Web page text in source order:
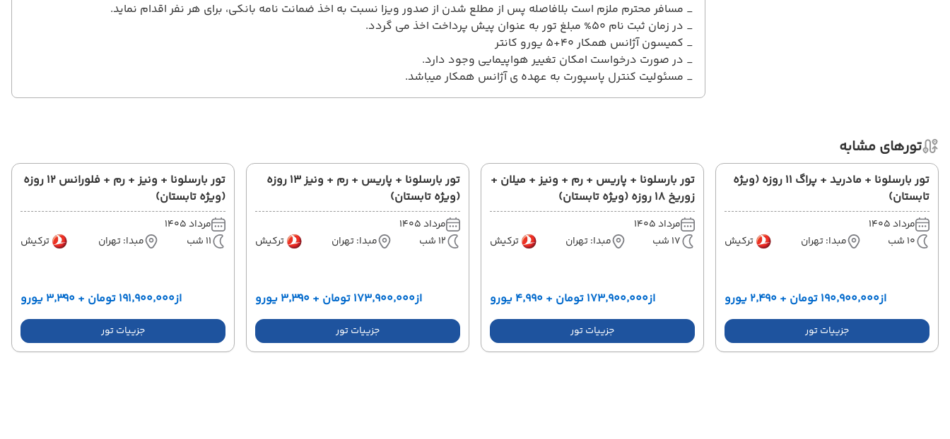
_ مسافر محترم ملزم است بلافاصله پس از مطلع شدن از صدور ویزا نسبت به اخذ ضمانت نامه بانکی، برای هر نفر اقدام نماید.
_ در زمان ثبت نام 50% مبلغ تور به عنوان پیش پرداخت اخذ می گردد.
_ کمیسون آژانس همکار 40+5 یورو کانتر
_ در صورت درخواست امکان تغییر هواپیمایی وجود دارد.
_ مسئولیت کنترل پاسپورت به عهده ی آژانس همکار میباشد.
تورهای مشابه
تور بارسلونا + مادرید + پراگ 11 روزه (ویژه
تابستان)
مرداد 1405
10 شب
مبدا: تهران ترکیش
از۱۹۰٬۹۰۰٬۰۰۰ تومان + ۲٬۴۹۰ یورو
جزییات تور
تور بارسلونا + پاریس + رم + ونیز + میلان +
زوریخ 18 روزه (ویژه تابستان)
مرداد 1405
17 شب
مبدا: تهران ترکیش
از۱۷۳٬۹۰۰٬۰۰۰ تومان + ۴٬۹۹۰ یورو
جزییات تور
تور بارسلونا + پاریس + رم + ونیز 13 روزه
(ویژه تابستان)
مرداد 1405
12 شب
مبدا: تهران ترکیش
از۱۷۳٬۹۰۰٬۰۰۰ تومان + ۳٬۳۹۰ یورو
جزییات تور
تور بارسلونا + ونیز + رم + فلورانس 12 روزه
(ویژه تابستان)
مرداد 1405
11 شب
مبدا: تهران ترکیش
از۱۹۱٬۹۰۰٬۰۰۰ تومان + ۳٬۳۹۰ یورو
جزییات تور